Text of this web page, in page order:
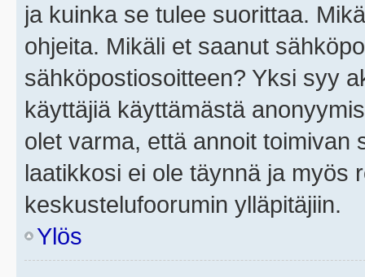
ja kuinka se tulee suorittaa.
ohjeita. Mikäli et saanut
sähköpostiosoitteen? Yksi syy
käyttäjiä käyttämästä
olet varma, että annoit toimivan
laatikkosi ei ole täynnä ja myös
keskustelufoorumin ylläpitäjiin.
Ylös